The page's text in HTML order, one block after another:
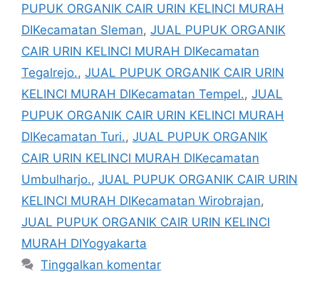
PUPUK ORGANIK CAIR URIN KELINCI MURAH
DIKecamatan Sleman, JUAL PUPUK ORGANIK
CAIR URIN KELINCI MURAH DIKecamatan
Tegalrejo., JUAL PUPUK ORGANIK CAIR URIN
KELINCI MURAH DIKecamatan Tempel., JUAL
PUPUK ORGANIK CAIR URIN KELINCI MURAH
DIKecamatan Turi., JUAL PUPUK ORGANIK
CAIR URIN KELINCI MURAH DIKecamatan
Umbulharjo., JUAL PUPUK ORGANIK CAIR URIN
KELINCI MURAH DIKecamatan Wirobrajan,
JUAL PUPUK ORGANIK CAIR URIN KELINCI
MURAH DIYogyakarta
Tinggalkan komentar